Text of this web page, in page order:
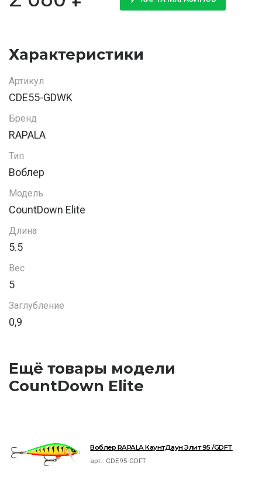
Характеристики
Артикул
CDE55-GDWK
Бренд
RAPALA
Тип
Воблер
Модель
CountDown Elite
Длина
5.5
Вес
5
Заглубление
0,9
Ещё товары модели
CountDown Elite
Воблер RAPALA КаунтДаун Элит 95 /GDFT
арт.: CDE95-GDFT